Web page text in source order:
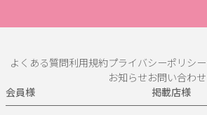
よくある質問利用規約プライバシーポリシー
お知らせお問い合わせ
会員様
掲載店様